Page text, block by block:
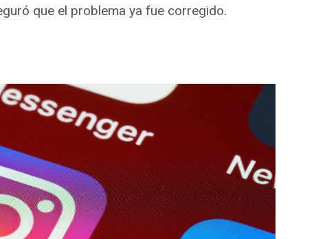
que el problema ya fue corregido.